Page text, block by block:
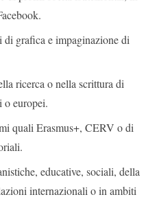
di grafica e impaginazione di
ricerca o nella scrittura di
o europei.
quali Erasmus+, CERV o di
educative, sociali, della
internazionali o in ambiti